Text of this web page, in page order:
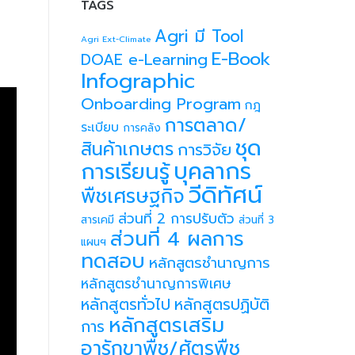
TAGS
Agri Ext-Climate Agri มี Tool
DOAE e-Learning E-Book
Infographic
Onboarding Program กฎ
ระเบียบ การคลัง การตลาด/
สินค้าเกษตร การวิจัย ชุด
การเรียนรู้บุคลากร
พืชเศรษฐกิจวีดิทัศน์
สารเคมี ส่วนที่ 2 การปรับตัว ส่วนที่ 3
แผนฯ ส่วนที่ 4 ผลการ
ทดสอบ หลักสูตรชำนาญการ
หลักสูตรชำนาญการพิเศษ
หลักสูตรทั่วไป หลักสูตรปฏิบัติ
การ หลักสูตรเสริม
อารักขาพืช/ศัตรูพืช